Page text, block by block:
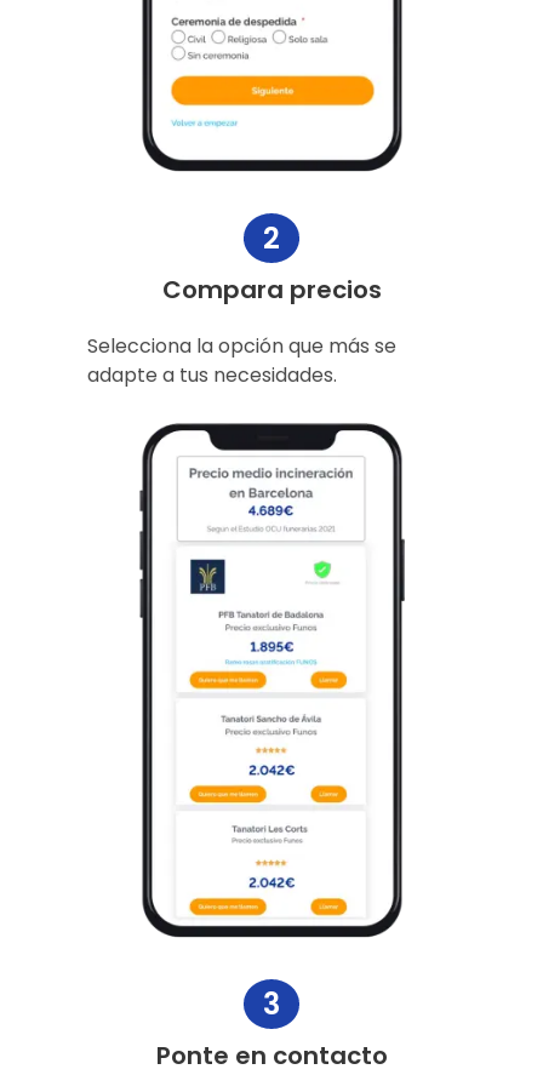
2
Compara precios
Selecciona la opción que más se
adapte a tus necesidades.
3
Ponte en contacto